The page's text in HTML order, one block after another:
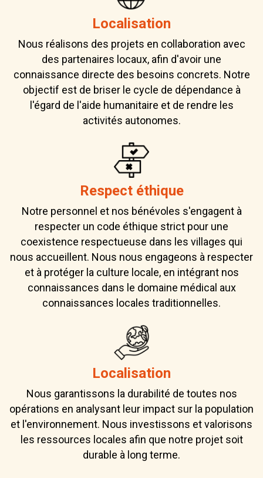
Localisation
Nous réalisons des projets en collaboration avec
des partenaires locaux, afin d'avoir une
connaissance directe des besoins concrets. Notre
objectif est de briser le cycle de dépendance à
l'égard de l'aide humanitaire et de rendre les
activités autonomes.
Respect éthique
Notre personnel et nos bénévoles s'engagent à
respecter un code éthique strict pour une
coexistence respectueuse dans les villages qui
nous accueillent. Nous nous engageons à respecter
et à protéger la culture locale, en intégrant nos
connaissances dans le domaine médical aux
connaissances locales traditionnelles.
Localisation
Nous garantissons la durabilité de toutes nos
opérations en analysant leur impact sur la population
et l'environnement. Nous investissons et valorisons
les ressources locales afin que notre projet soit
durable à long terme.